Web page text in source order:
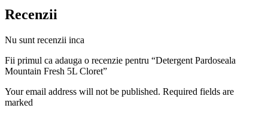
Recenzii
Nu sunt recenzii inca
Fii primul ca adauga o recenzie pentru “Detergent Pardoseala
Mountain Fresh 5L Cloret”
Your email address will not be published. Required fields are
marked